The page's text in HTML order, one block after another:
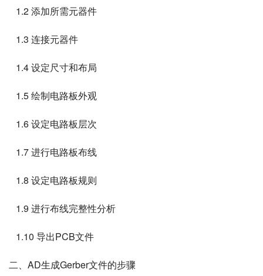
   1.2 添加所需元器件
   1.3 连接元器件
   1.4 设定尺寸和布局
   1.5 绘制电路板外观
   1.6 设定电路板层次
   1.7 进行电路板布线
   1.8 设定电路板规则
   1.9 进行布线完整性分析
   1.10 导出PCB文件
二、AD生成Gerber文件的步骤